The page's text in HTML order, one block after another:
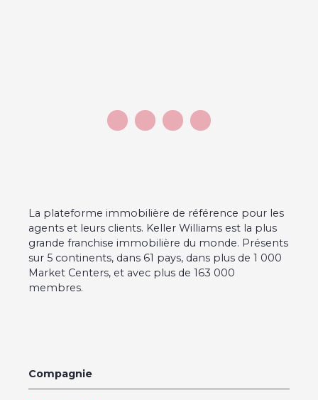
La plateforme immobilière de référence pour les
agents et leurs clients. Keller Williams est la plus
grande franchise immobilière du monde. Présents
sur 5 continents, dans 61 pays, dans plus de 1 000
Market Centers, et avec plus de 163 000
membres.
Compagnie